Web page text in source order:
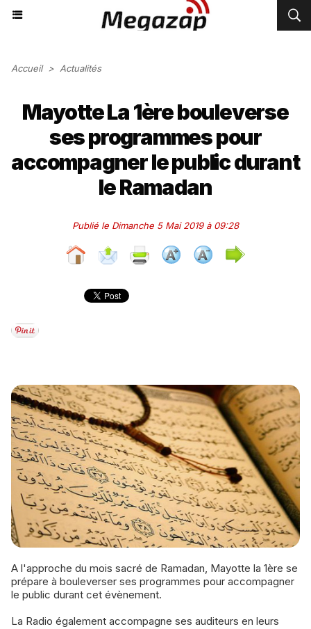
Accueil > Actualités
Mayotte La 1ère bouleverse
ses programmes pour
accompagner le public durant
le Ramadan
Publié le Dimanche 5 Mai 2019 à 09:28
A l'approche du mois sacré de Ramadan, Mayotte la 1ère se
prépare à bouleverser ses programmes pour accompagner
le public durant cet évènement.
La Radio également accompagne ses auditeurs en leurs